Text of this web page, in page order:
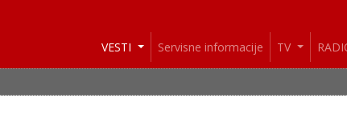
VESTI Servisne informacije TV